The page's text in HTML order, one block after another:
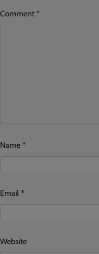
Comment *
Name *
Email *
Website